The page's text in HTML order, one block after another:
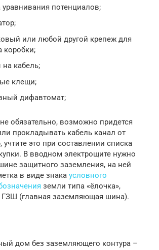
уравнивания потенциалов;
или любой другой крепеж для
коробки;
кабель;
клещи;
дифавтомат;
обязательно, возможно придется
прокладывать кабель канал от
это при составлении списка
В вводном электрощите нужно
защитного заземления, на ней
в виде знака условного
земли типа «ёлочка»,
ГЗШ (главная заземляющая шина).
дом без заземляющего контура –